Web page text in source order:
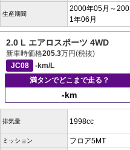
生産期間
2000年05月～200
1年06月
2.0 L エアロスポーツ 4WD
新車時価格205.3万円(税抜)
JC08
-km/L
満タンでどこまで走る？
-km
排気量 1998cc
ミッション フロア5MT